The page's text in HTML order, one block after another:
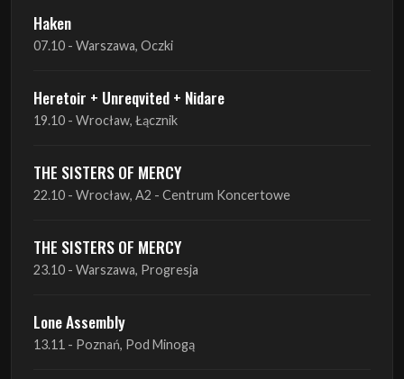
Heretoir + Unreqvited + Nidare
THE SISTERS OF MERCY
22.10 - Wrocław, A2 - Centrum Koncertowe
THE SISTERS OF MERCY
Lone Assembly
Lone Assembly
14.11 - Piekary Śląskie, OK Andaluzja